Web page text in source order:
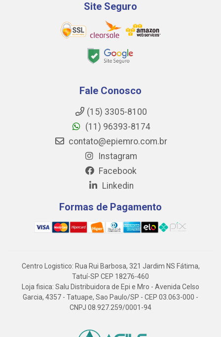
Site Seguro
Fale Conosco
(15) 3305-8100
(11) 96393-8174
contato@epiemro.com.br
Instagram
Facebook
Linkedin
Formas de Pagamento
Centro Logistico: Rua Rui Barbosa, 321 Jardim NS Fátima,
Tatuí-SP CEP 18276-460
Loja fisica: Salu Distribuidora de Epi e Mro - Avenida Celso
Garcia, 4357 - Tatuape, Sao Paulo/SP - CEP 03.063-000 -
CNPJ 08.927.259/0001-94